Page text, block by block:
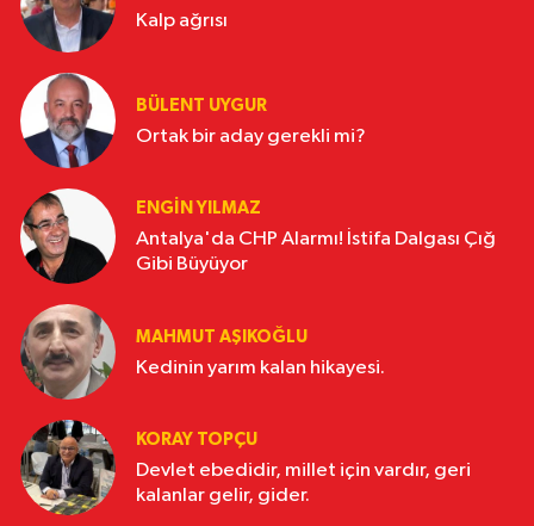
Kalp ağrısı
BÜLENT UYGUR
Ortak bir aday gerekli mi?
ENGİN YILMAZ
Antalya'da CHP Alarmı! İstifa Dalgası Çığ
Gibi Büyüyor
MAHMUT AŞIKOĞLU
Kedinin yarım kalan hikayesi.
KORAY TOPÇU
Devlet ebedidir, millet için vardır, geri
kalanlar gelir, gider.